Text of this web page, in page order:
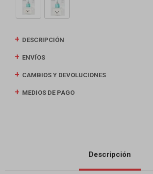
DESCRIPCIÓN
ENVÍOS
CAMBIOS Y DEVOLUCIONES
MEDIOS DE PAGO
Descripción